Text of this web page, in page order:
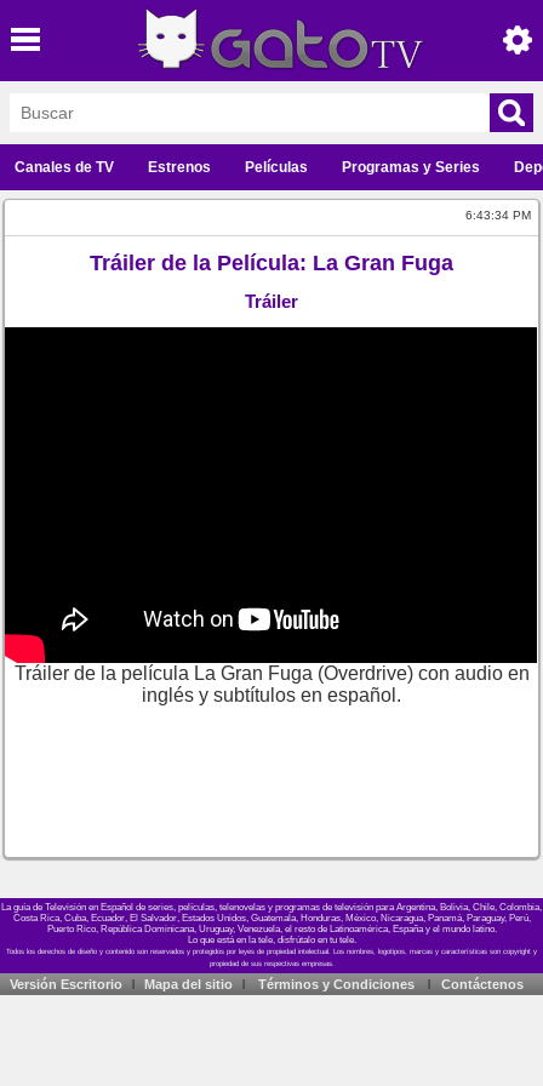
Canales de TV Estrenos Películas Programas y Series
6:43:34 PM
Tráiler de la Película: La Gran Fuga
Tráiler
Tráiler de la película La Gran Fuga (Overdrive) con audio en
inglés y subtítulos en español.
La guía de Televisión en Español de series, películas, telenovelas y programas de televisión para Argentina, Bolivia, Chile, Colombia,
Costa Rica, Cuba, Ecuador, El Salvador, Estados Unidos, Guatemala, Honduras, México, Nicaragua, Panamá, Paraguay, Perú,
Puerto Rico, República Dominicana, Uruguay, Venezuela, el resto de Latinoamérica, España y el mundo latino.
Lo que está en la tele, disfrútalo en tu tele.
Versión Escritorio Mapa del sitio Términos y Condiciones Contáctenos